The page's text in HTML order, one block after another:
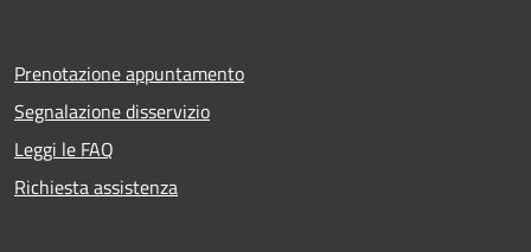
Prenotazione appuntamento
Segnalazione disservizio
Leggi le FAQ
Richiesta assistenza